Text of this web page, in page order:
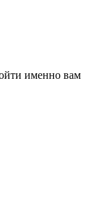
именно вам